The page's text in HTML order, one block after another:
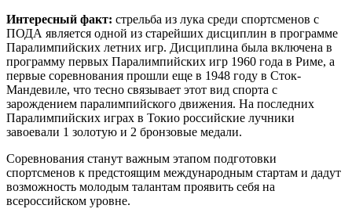
Интересный факт: стрельба из лука среди спортсменов с
ПОДА является одной из старейших дисциплин в программе
Паралимпийских летних игр. Дисциплина была включена в
программу первых Паралимпийских игр 1960 года в Риме, а
первые соревнования прошли еще в 1948 году в Сток-
Мандевиле, что тесно связывает этот вид спорта с
зарождением паралимпийского движения. На последних
Паралимпийских играх в Токио российские лучники
завоевали 1 золотую и 2 бронзовые медали.
Соревнования станут важным этапом подготовки
спортсменов к предстоящим международным стартам и дадут
возможность молодым талантам проявить себя на
всероссийском уровне.